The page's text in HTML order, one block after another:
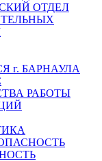
ОТДЕЛ
г. БАРНАУЛА
РАБОТЫ